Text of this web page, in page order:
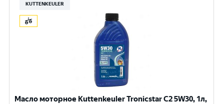
KUTTENKEULER
Масло моторное Kuttenkeuler Tronicstar C2 5W30, 1л,